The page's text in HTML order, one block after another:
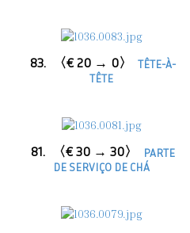
83. 〈€ 20 → 0〉
TÊTE-À-
TÊTE
81. 〈€ 30 → 30〉
PARTE
DE SERVIÇO DE CHÁ